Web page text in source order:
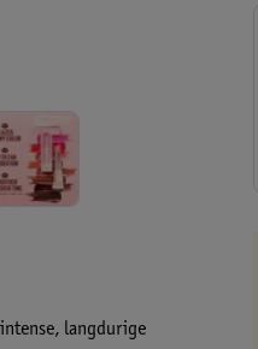
intense, langdurige